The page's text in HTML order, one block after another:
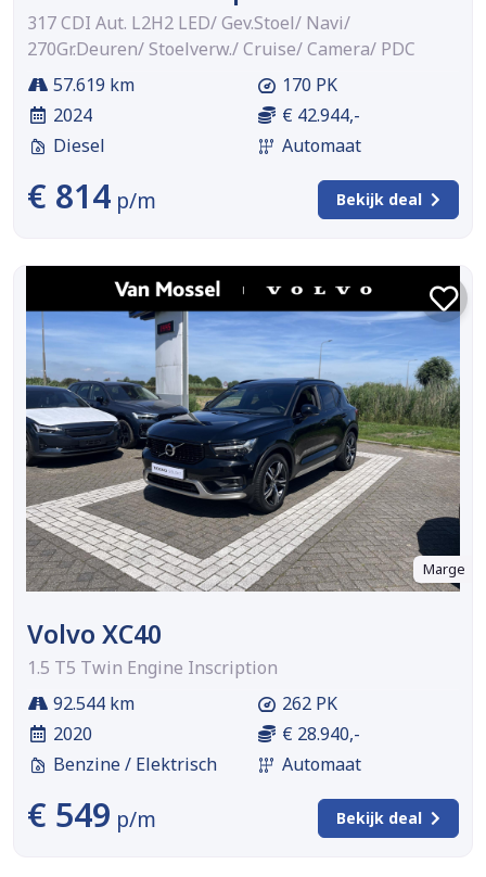
317 CDI Aut. L2H2 LED/ Gev.Stoel/ Navi/
270Gr.Deuren/ Stoelverw./ Cruise/ Camera/ PDC
57.619 km
2024
Diesel
170 PK
€ 42.944,-
Automaat
€ 814 p/m Bekijk deal
Marge
Volvo XC40
1.5 T5 Twin Engine Inscription
92.544 km
2020
Benzine / Elektrisch
262 PK
€ 28.940,-
Automaat
€ 549 p/m Bekijk deal